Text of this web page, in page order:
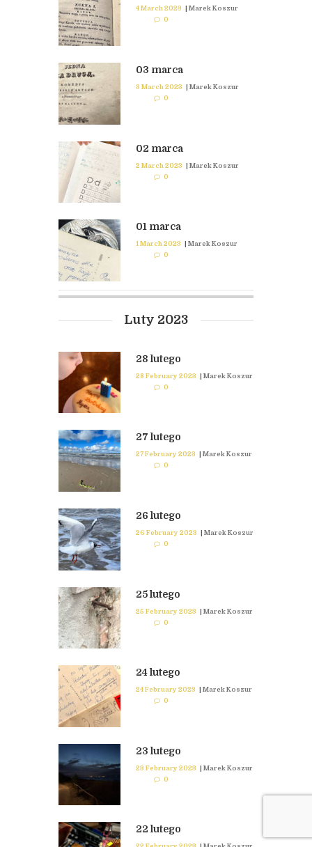
4 March 2023
Marek Koszur
0
03 marca
3 March 2023 | Marek Koszur
0
02 marca
2 March 2023 | Marek Koszur
0
01 marca
1 March 2023 | Marek Koszur
0
Luty 2023
28 lutego
28 February 2023 | Marek Koszur
0
27 lutego
27 February 2023
Marek Koszur
0
26 lutego
26 February 2023 | Marek Koszur
0
25 lutego
25 February 2023 | Marek Koszur
0
24 lutego
24 February 2023 | Marek Koszur
0
23 lutego
23 February 2023 | Marek Koszur
0
22 lutego